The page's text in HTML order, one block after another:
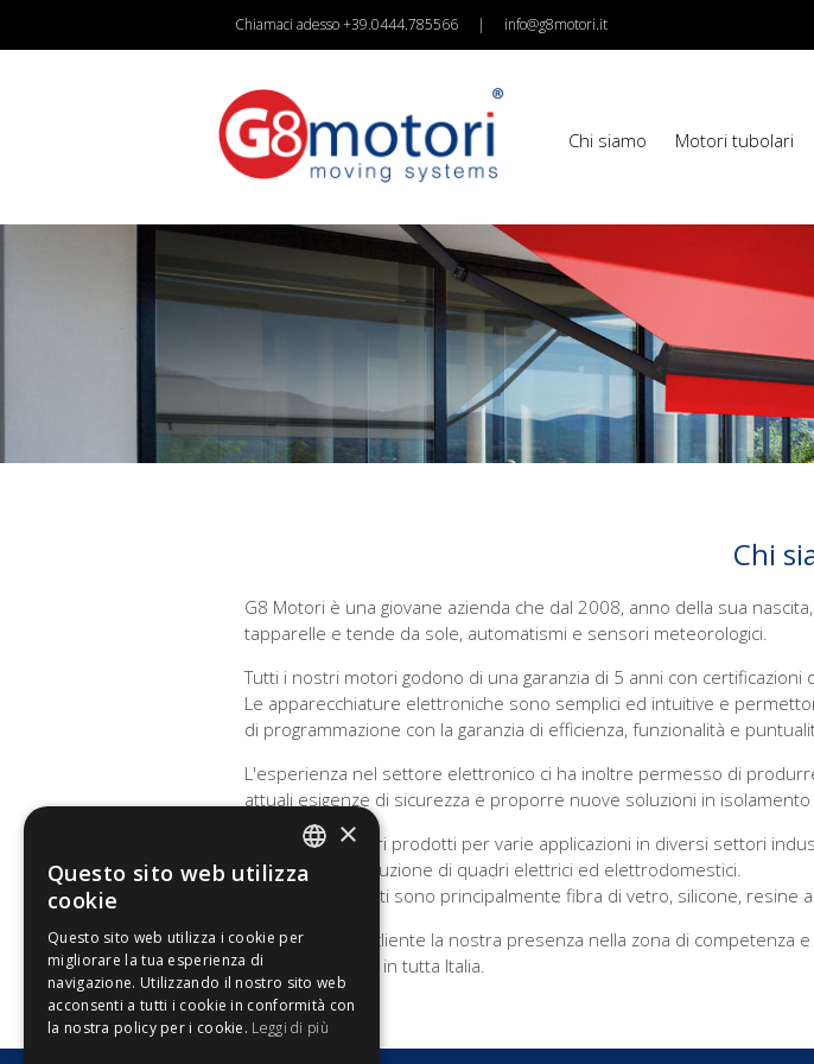
Chiamaci adesso +39.0444.785566 | info@g8motori.it
Chi siamo Motori tubolari
Chi
G8 Motori è una giovane azienda che dal 2008, anno della sua
tapparelle e tende da sole, automatismi e sensori meteorologici.
Tutti i nostri motori godono di una garanzia di 5 anni con certificazioni
Le apparecchiature elettroniche sono semplici ed intuitive e
di programmazione con la garanzia di efficienza, funzionalità e
L'esperienza nel settore elettronico ci ha inoltre permesso di
attuali esigenze di sicurezza e proporre nuove soluzioni in
Vendiamo i nostri prodotti per varie applicazioni in diversi settori
ferroviario, costruzione di quadri elettrici ed elettrodomestici.
I materiali utilizzati sono principalmente fibra di vetro, silicone, resine
Per garantire al cliente la nostra presenza nella zona di
una rete vendita in tutta Italia.
×
Questo sito web utilizza
cookie
Questo sito web utilizza i cookie per
migliorare la tua esperienza di
navigazione. Utilizzando il nostro sito web
acconsenti a tutti i cookie in conformità con
la nostra policy per i cookie. Leggi di più